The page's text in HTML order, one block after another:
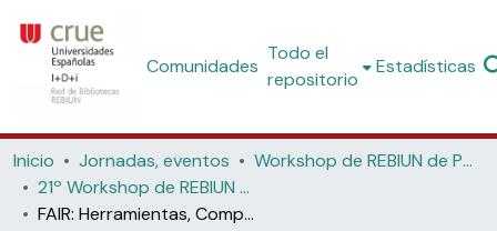
Comunidades
Todo el
repositorio
Estadísticas
Inicio Jornadas, eventos
Workshop de REBIUN de Proyectos Digitales
21º Workshop de REBIUN de Proyectos Digitales: Los datos como sustento de la Investigación: planes de gestión, publicación, trazabilidad y principios FAIR (Universidad de Castilla-La Mancha, 2026)
FAIR: Herramientas, Comparación y Transparencia